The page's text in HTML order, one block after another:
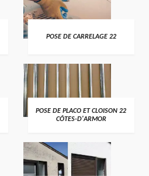
POSE DE CARRELAGE 22
POSE DE PLACO ET CLOISON 22
CÔTES-D'ARMOR